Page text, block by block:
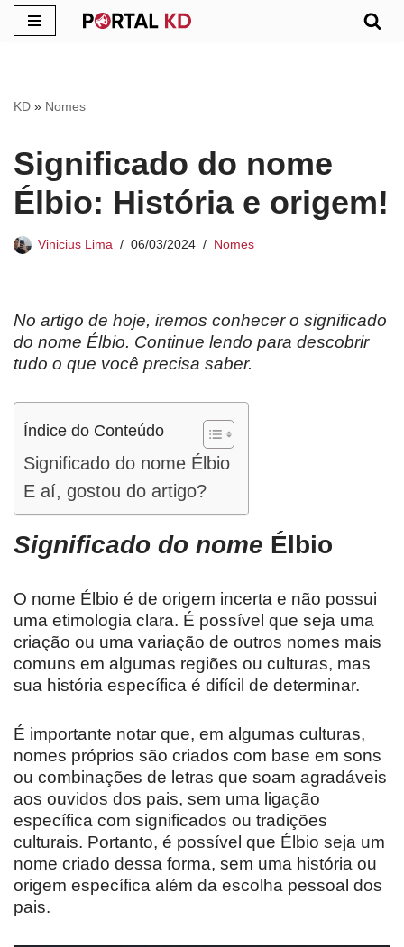
conteúdo
KD » Nomes
Significado do nome
Élbio: História e origem!
Vinicius Lima 06/03/2024 Nomes
No artigo de hoje, iremos conhecer o significado
do nome Élbio. Continue lendo para descobrir
tudo o que você precisa saber.
Índice do Conteúdo
Significado do nome Élbio
E aí, gostou do artigo?
Significado do nome Élbio
O nome Élbio é de origem incerta e não possui
uma etimologia clara. É possível que seja uma
criação ou uma variação de outros nomes mais
comuns em algumas regiões ou culturas, mas
sua história específica é difícil de determinar.
É importante notar que, em algumas culturas,
nomes próprios são criados com base em sons
ou combinações de letras que soam agradáveis
aos ouvidos dos pais, sem uma ligação
específica com significados ou tradições
culturais. Portanto, é possível que Élbio seja um
nome criado dessa forma, sem uma história ou
origem específica além da escolha pessoal dos
pais.